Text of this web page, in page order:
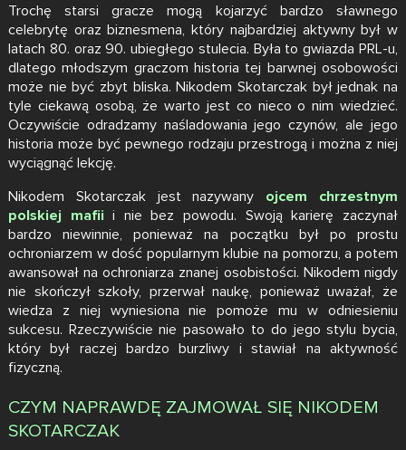
Trochę starsi gracze mogą kojarzyć bardzo sławnego
celebrytę oraz biznesmena, który najbardziej aktywny był w
latach 80. oraz 90. ubiegłego stulecia. Była to gwiazda PRL-u,
dlatego młodszym graczom historia tej barwnej osobowości
może nie być zbyt bliska. Nikodem Skotarczak był jednak na
tyle ciekawą osobą, że warto jest co nieco o nim wiedzieć.
Oczywiście odradzamy naśladowania jego czynów, ale jego
historia może być pewnego rodzaju przestrogą i można z niej
wyciągnąć lekcję.
Nikodem Skotarczak jest nazywany ojcem chrzestnym
polskiej mafiii nie bez powodu. Swoją karierę zaczynał
bardzo niewinnie, ponieważ na początku był po prostu
ochroniarzem w dość popularnym klubie na pomorzu, a potem
awansował na ochroniarza znanej osobistości. Nikodem nigdy
nie skończył szkoły, przerwał naukę, ponieważ uważał, że
wiedza z niej wyniesiona nie pomoże mu w odniesieniu
sukcesu. Rzeczywiście nie pasowało to do jego stylu bycia,
który był raczej bardzo burzliwy i stawiał na aktywność
fizyczną.
CZYM NAPRAWDĘ ZAJMOWAŁ SIĘ NIKODEM
SKOTARCZAK